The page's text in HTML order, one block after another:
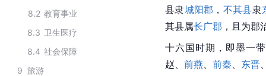
8.2 教育事业
8.3 卫生医疗
8.4 社会保障
9 旅游
县隶城阳郡 ， 不其县隶
其县属长广郡 ，且为郡
十六国时期， 即墨一
赵、 前燕 前秦 东晋